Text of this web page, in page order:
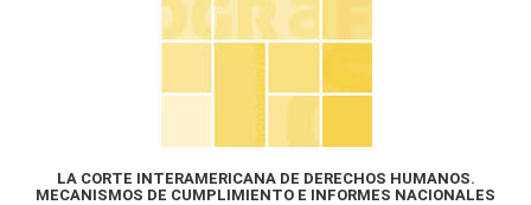
LA CORTE INTERAMERICANA DE DERECHOS HUMANOS.
MECANISMOS DE CUMPLIMIENTO E INFORMES NACIONALES